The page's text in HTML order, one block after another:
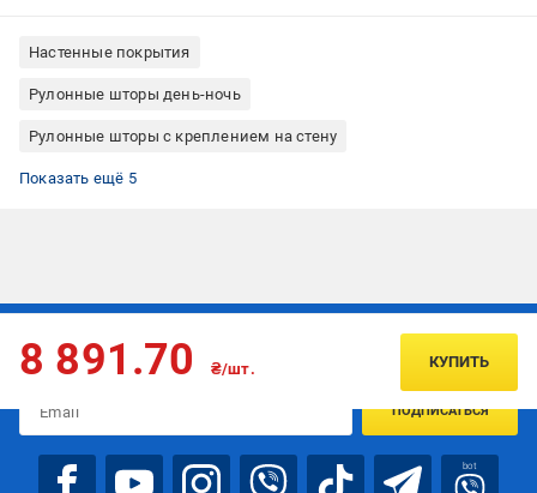
Настенные покрытия
Рулонные шторы день-ночь
Рулонные шторы с креплением на стену
Рулонные шторы однотонные
Рулонные шторы коричневые
Рулонные шторы Беларусь
Тканевые рулонные шторы
Рулонные шторы на створку окна
Показать ещё 5
8 891.70 ₴/шт. КУПИТЬ
Подписывайтесь, чтобы узнавать первым об акцияx и
ПОДПИСАТЬСЯ
bot